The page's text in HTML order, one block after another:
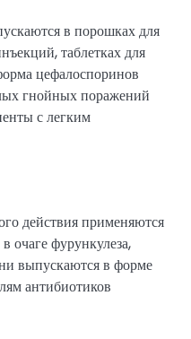
в порошках для
таблетках для
цефалоспоринов
гнойных поражений
с легким
действия применяются
очаге фурункулеза,
выпускаются в форме
антибиотиков